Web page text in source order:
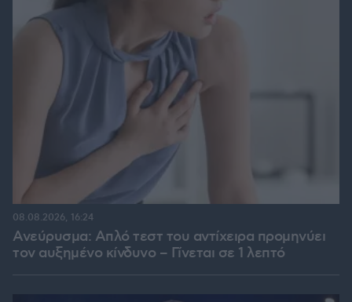
Ανεύρυσμα: Απλό τεστ του αντίχειρα προμηνύει
τον αυξημένο κίνδυνο – Γίνεται σε 1 λεπτό
08.08.2026, 16:24